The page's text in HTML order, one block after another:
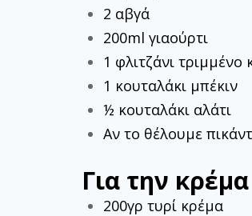
2 αβγά
200ml γιαούρτι
1 φλιτζάνι τριμμένο
1 κουταλάκι μπέκιν
½ κουταλάκι αλάτι
Αν το θέλουμε
Για την
200γρ τυρί κρέμα